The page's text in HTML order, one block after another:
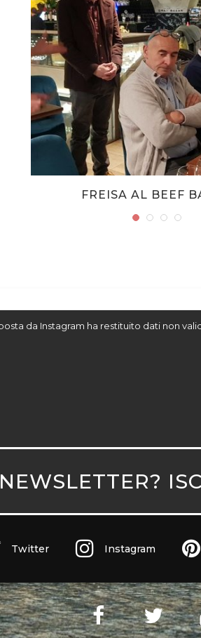
FREISA AL BEEF
da Instagram ha restituito dati non
Twitter Instagram